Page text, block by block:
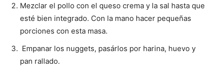
Mezclar el pollo con el queso crema y la sal hasta que
esté bien integrado. Con la mano hacer pequeñas
porciones con esta masa.
Empanar los nuggets, pasárlos por harina, huevo y
pan rallado.